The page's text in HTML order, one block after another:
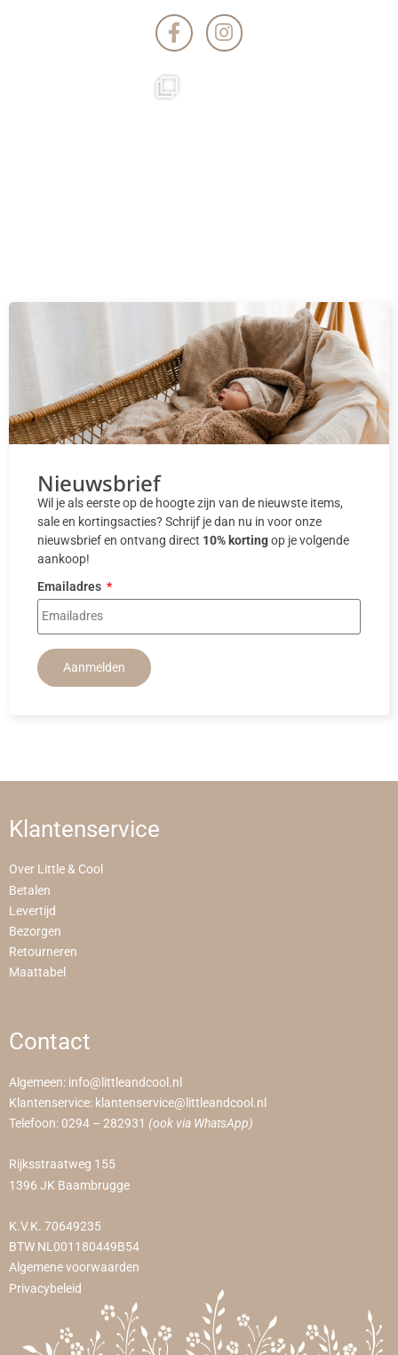
Nieuwsbrief
Wil je als eerste op de hoogte zijn van de nieuwste items,
sale en kortingsacties? Schrijf je dan nu in voor onze
nieuwsbrief en ontvang direct 10% kortingop je volgende
aankoop!
Emailadres
Aanmelden
Klantenservice
Over Little & Cool
Betalen
Levertijd
Bezorgen
Retourneren
Maattabel
Contact
Algemeen: info@littleandcool.nl
Klantenservice: klantenservice@littleandcool.nl
Telefoon: 0294 – 282931 (ook via WhatsApp)
Rijksstraatweg 155
1396 JK Baambrugge
K.V.K. 70649235
BTW NL001180449B54
Algemene voorwaarden
Privacybeleid